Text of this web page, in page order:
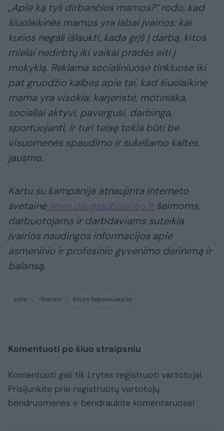
„Apie ką tyli dirbančios mamos?“ rodo, kad
šiuolaikinės mamos yra labai įvairios: kai
kurios negali išlaukti, kada grįš į darbą, kitos
mielai nedirbtų iki vaikai pradės eiti į
mokyklą. Reklama socialiniuose tinkluose iki
pat gruodžio kalbės apie tai, kad šiuolaikinė
mama yra visokia: karjeristė, motiniška,
socialiai aktyvi, pavargusi, darbinga,
sportuojanti, ir turi teisę tokia būti be
visuomenės spaudimo ir sukeliamo kaltės
jausmo.
Kartu su kampanija atnaujinta interneto
svetainėwww.daugiaubalanso.lt šeimoms,
darbuotojams ir darbdaviams suteikia
įvairios naudingos informacijos apie
asmeninio ir profesinio gyvenimo derinimą ir
balansą.
kaltė ^Instant Birutė Sabatauskaitė
Komentuoti po šiuo straipsniu
Komentuoti gali tik Lrytas registruoti vartotojai.
Prisijunkite prie registruotų vartotojų
bendruomenės ir bendraukite komentaruose!